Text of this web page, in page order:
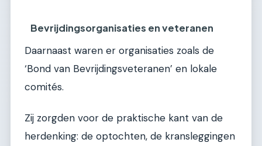
Bevrijdingsorganisaties en veteranen
Daarnaast waren er organisaties zoals de
‘Bond van Bevrijdingsveteranen’ en lokale
comités.
Zij zorgden voor de praktische kant van de
herdenking: de optochten, de kransleggingen